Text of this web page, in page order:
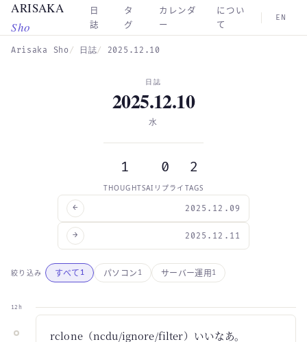
Skip to main content
ARISAKA
Sho
日
誌
タ
グ
カレンダ
ー
につい
て
EN
Arisaka Sho 日誌 2025.12.10
← 2025.12.09
日誌
2025.12.10
水
1
THOUGHTS
0
AIリプライ
2
TAGS
2025.12.11
→
絞り込み すべて 1 パソコン 1 サーバー運用1
12h
rclone（ncdu/ignore/filter）いいなあ。